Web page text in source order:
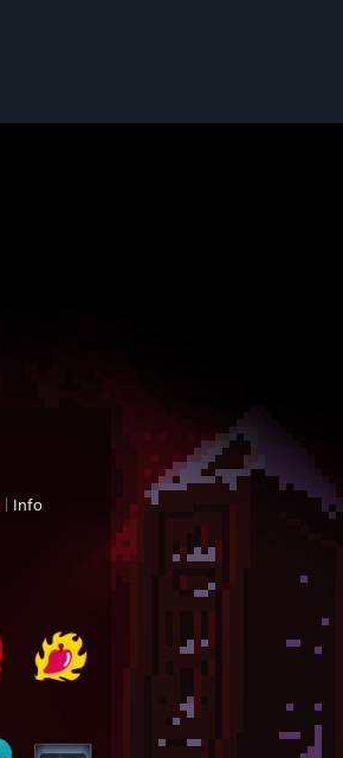
Info